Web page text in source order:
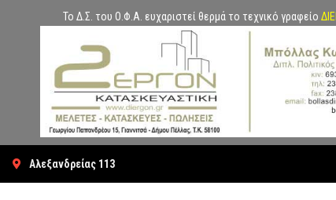
Το Δ.Σ. του Ο.Φ.Α. ευχαριστεί θερμά το τεχνικό γραφείο
Αλεξανδρείας 113